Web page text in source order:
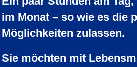
im Monat – so wie es die
Möglichkeiten zulassen.
Sie möchten mit